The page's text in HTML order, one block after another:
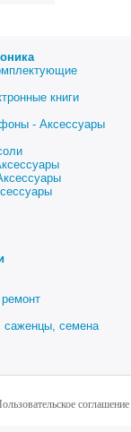
книги
- Аксессуары
саженцы, семена
соглашение|